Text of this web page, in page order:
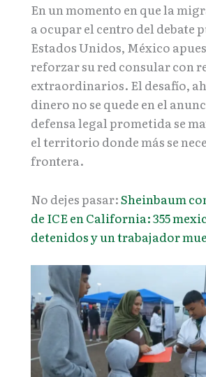
En un momento en que la
a ocupar el centro del debate
Estados Unidos, México
reforzar su red consular con
extraordinarios. El desafío,
dinero no se quede en el
defensa legal prometida se
el territorio donde más se
frontera.
No dejes pasar:Sheinbaum
de ICE en California: 355
detenidos y un trabajador